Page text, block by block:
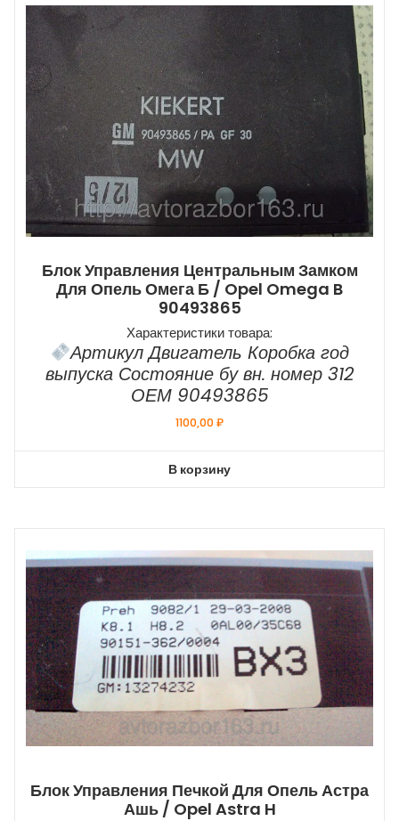
Блок Управления Центральным Замком
Для Опель Омега Б / Opel Omega B
90493865
Характеристики товара:
Артикул Двигатель Коробка год
выпуска Состояние бу вн. номер 312
ОЕМ 90493865
1100,00₽
В корзину
Блок Управления Печкой Для Опель Астра
Ашь / Opel Astra H